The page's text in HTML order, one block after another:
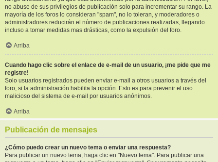
no abuse de sus privilegios de publicación solo para incrementar su rango. La
mayoría de los foros lo consideran "spam", no lo toleran, y moderadores o
administradores reducirán el número de publicaciones realizadas, llegando
incluso a tomar medidas mas drásticas, como la expulsión del foro.
Arriba
Cuando hago clic sobre el enlace de e-mail de un usuario, ¡me pide que me
registre!
Solo usuarios registrados pueden enviar e-mail a otros usuarios a través del
foro, si la administración habilita la opción. Esto es para prevenir el uso
malicioso del sistema de e-mail por usuarios anónimos.
Arriba
Publicación de mensajes
¿Cómo puedo crear un nuevo tema o enviar una respuesta?
Para publicar un nuevo tema, haga clic en "Nuevo tema". Para publicar una